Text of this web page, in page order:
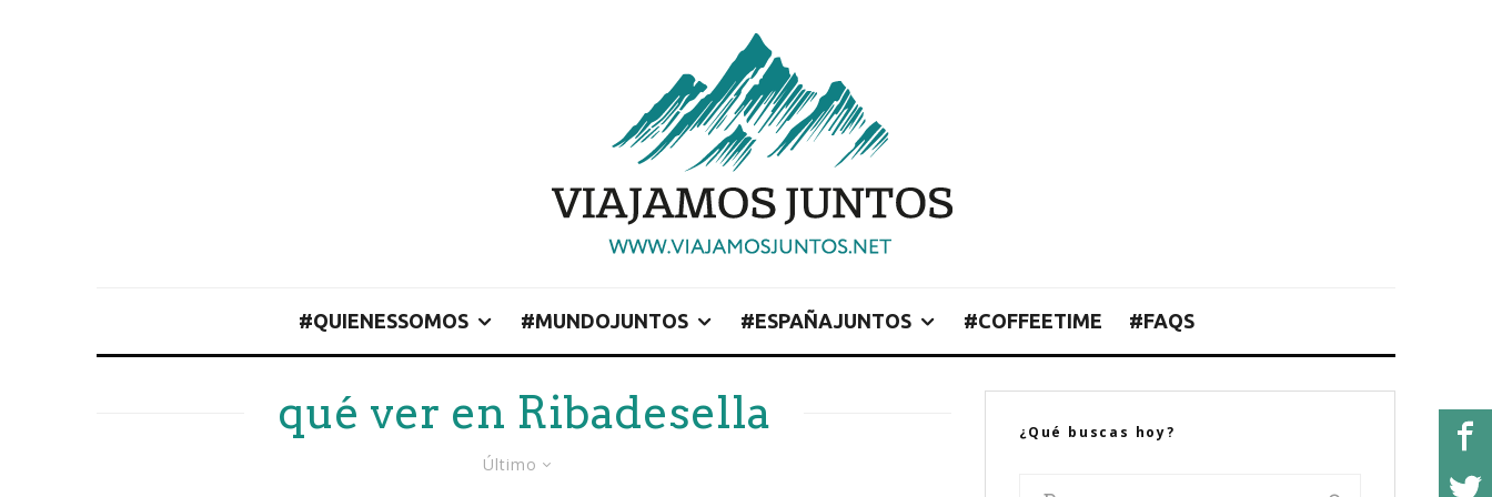
#QUIENESSOMOS #MUNDOJUNTOS #ESPAÑAJUNTOS #COFFEETIME #FAQS
qué ver en Ribadesella
Último
¿Qué buscas hoy?